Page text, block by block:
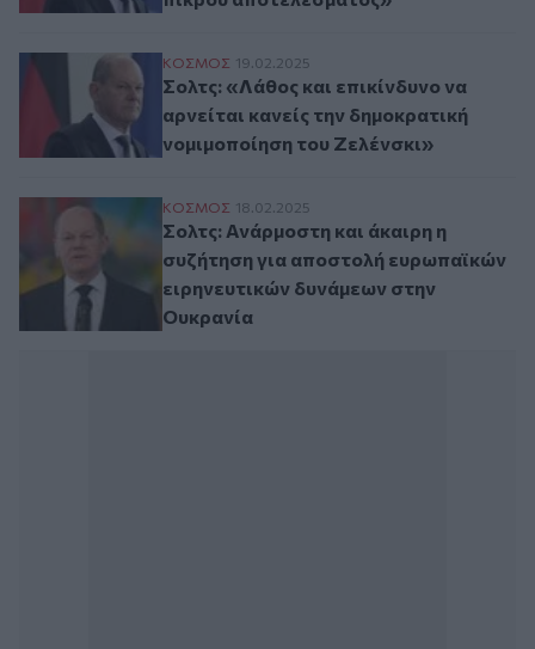
Σολτς: «Λάθος και επικίνδυνο να
ΚΟΣΜΟΣ 19.02.2025
Σολτς: «Λάθος και επικίνδυνο να
αρνείται κανείς την δημοκρατική
νομιμοποίηση του Ζελένσκι»
Σολτς: Ανάρμοστη και άκαιρη η
ΚΟΣΜΟΣ 18.02.2025
Σολτς: Ανάρμοστη και άκαιρη η
συζήτηση για αποστολή ευρωπαϊκών
ειρηνευτικών δυνάμεων στην
Ουκρανία